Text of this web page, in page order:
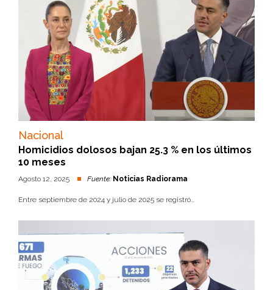
Nacional
Homicidios dolosos bajan 25.3 % en los últimos
10 meses
Agosto 12, 2025 Fuente: Noticias Radiorama
Entre septiembre de 2024 y julio de 2025 se registró...